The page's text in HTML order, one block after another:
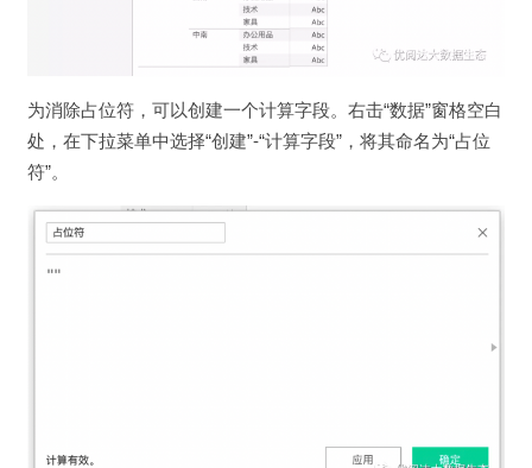
为消除占位符，可以创建一个计算字段。右击“数据”窗格空白
处，在下拉菜单中选择“创建”-“计算字段”，将其命名为“占位
符”。